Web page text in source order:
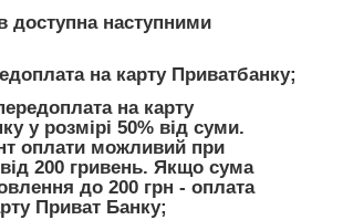
доступна наступними
на карту Приватбанку;
на карту
у розмірі 50% від суми.
оплати можливий при
200 гривень. Якщо сума
до 200 грн - оплата
Приват Банку;